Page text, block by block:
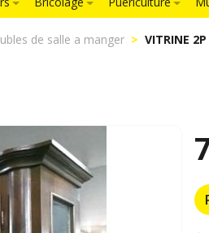
de salle a manger VITRINE